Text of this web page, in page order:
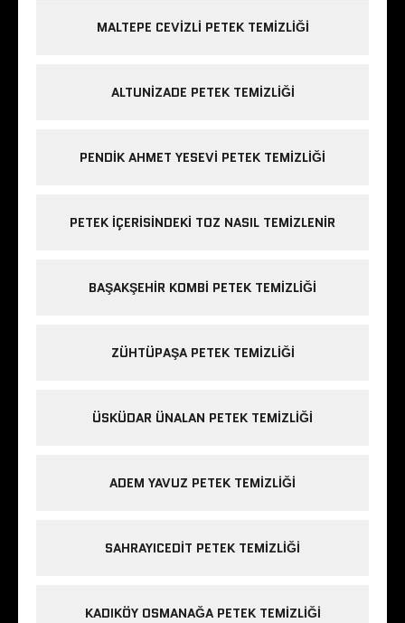
MALTEPE CEVIZLI PETEK TEMIZLIĞI
ALTUNIZADE PETEK TEMIZLIĞI
PENDIK AHMET YESEVI PETEK TEMIZLIĞI
PETEK IÇERISINDEKI TOZ NASIL TEMIZLENIR
BAŞAKŞEHIR KOMBI PETEK TEMIZLIĞI
ZÜHTÜPAŞA PETEK TEMIZLIĞI
ÜSKÜDAR ÜNALAN PETEK TEMIZLIĞI
ADEM YAVUZ PETEK TEMIZLIĞI
SAHRAYICEDIT PETEK TEMIZLIĞI
KADIKÖY OSMANAĞA PETEK TEMIZLIĞI